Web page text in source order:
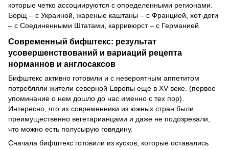
которые четко ассоциируются с определенными регионами.
Борщ – с Украиной, жареные каштаны – с Францией, хот-доги
– с Соединенными Штатами, карривюрст – с Германией.
Современный бифштекс: результат
усовершенствований и вариаций рецепта
норманнов и англосаксов
Бифштекс активно готовили и с невероятным аппетитом
потребляли жители северной Европы еще в XV веке. (первое
упоминание о нем дошло до нас именно с тех пор).
Интересно, что их современники из южных стран были
преимущественно вегетарианцами и даже не подозревали,
что можно есть полусырую говядину.
Сначала бифштекс готовили из кусков, которые оставались